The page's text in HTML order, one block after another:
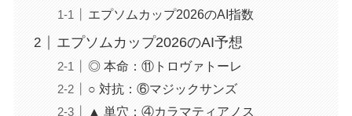
エプソムカップ2026のAI指数
エプソムカップ2026のAI予想
◎ 本命：⑪トロヴァトーレ
○ 対抗：⑥マジックサンズ
▲ 単穴：④カラマティアノス